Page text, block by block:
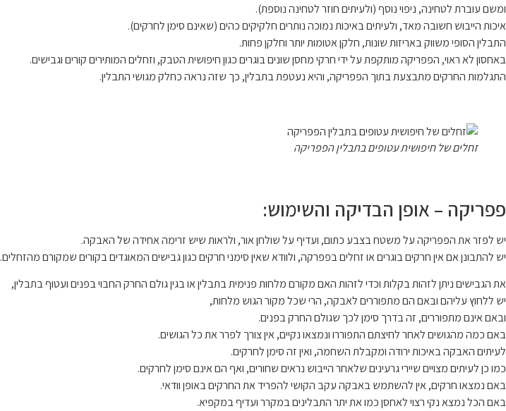
ומשם עוברת לטחינה, ניפוי נוסף (ולעיתים חוזר לטחינה נוספת).
איכות הייבוש חשובה מאד, ולעיתים באיכות נמוכה נותרים חלקיקים כהים (שאינם סימן לחרקים).
התבלין הסופי משווק באריזות שונות, חלקן אטומות יותר וחלקן פחות.
באחסון לא ראוי, הפפריקה מותקפת על ידי חרקי מחסן שונים בוגרים כגון חיפושית הטבק, וזחלים המותירים קורים וגבישים.
התגלמות החרקים מתבצעת בתוך הפפריקה, והיא נעטפת בתבלין, כך שזה נראה כחלק מגושי התבלין.
זחלים של חיפושית עטופים בתבלין הפפריקה
פפריקה – אופן הבדיקה והשימוש:
יש לפזר את הפפריקה על משטח בצבע כתום, ועדיף על שולחן אור, ולראות שיש זרימה אחידה של האבקה.
יש להתבונן אם אין חרקים בוגרים או זחלים בפפרקה, ולוודא שאין סימני חרקים כגון גבישים המאוגדים בקורים שמקורם מהזחלים.
את הגבישים ניתן לזהות בקלות וכדי לזהות האם מקורם מלחות פנימית בתבלין או בגין גולם החרק החבוי בפנים ועטוף בתבלין,
יש ללחוץ עליהם ובאם הם מתפוררים לאבקה, הרי שכל מקור הגוש מלחות,
ובאם אינם מתפוררים, זה בדרך סימן לכך שגולם החרק בפנים.
באם כמה מהגושים לאחר לחיצתם התפוררו ונמצאו נקיים, אין צורך לפרר את כל הגושים.
לעיתים האבקה באיכות ירודה ומקבלת השחמה, ואין זה סימן לחרקים.
כמו כן לעיתים מצויים שיירי גרעינים שלאחר הייבוש נראים שחורים, ואף הם אינם סימן לחרקים.
באם נמצאו חרקים, אין להשתמש באבקה עקב הקושי להפריד את החרקים באופן וודאי.
באם הכל נמצא נקי רצוי לאחסן כמו את יתר התבלינים במקרר ועדיף במקפיא.